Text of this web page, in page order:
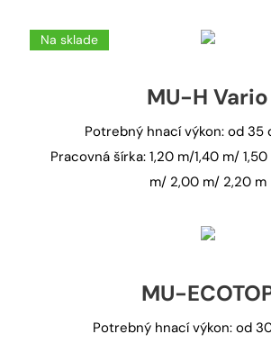
Na sklade
MU-H Vario
Potrebný hnací výkon: od 35
Pracovná šírka: 1,20 m/1,40 m/
m/ 2,00 m/ 2,20 m
MU-
Potrebný hnací výkon: od